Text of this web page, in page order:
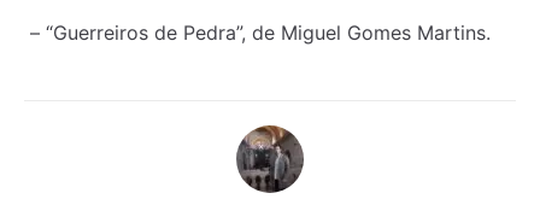
– “Guerreiros de Pedra”, de Miguel Gomes Martins.